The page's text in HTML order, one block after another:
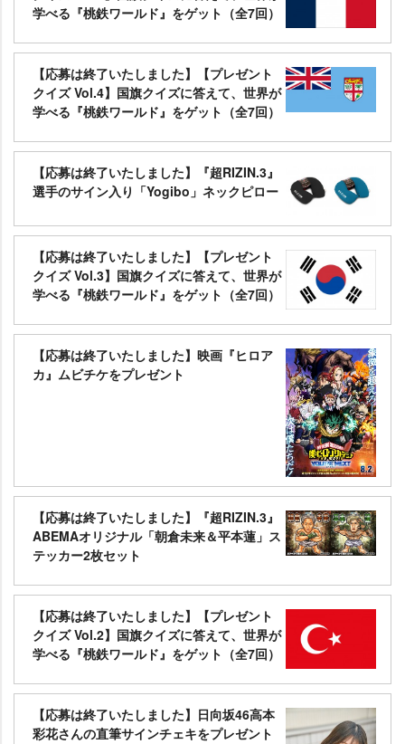
学べる『桃鉄ワールド』をゲット（全7回）
【応募は終了いたしました】【プレゼント
クイズ Vol.4】国旗クイズに答えて、世界が
学べる『桃鉄ワールド』をゲット（全7回）
【応募は終了いたしました】『超RIZIN.3』
選手のサイン入り「Yogibo」ネックピロー
【応募は終了いたしました】【プレゼント
クイズ Vol.3】国旗クイズに答えて、世界が
学べる『桃鉄ワールド』をゲット（全7回）
【応募は終了いたしました】映画『ヒロア
カ』ムビチケをプレゼント
【応募は終了いたしました】『超RIZIN.3』
ABEMAオリジナル「朝倉未来＆平本蓮」ス
テッカー2枚セット
【応募は終了いたしました】【プレゼント
クイズ Vol.2】国旗クイズに答えて、世界が
学べる『桃鉄ワールド』をゲット（全7回）
【応募は終了いたしました】日向坂46高本
彩花さんの直筆サインチェキをプレゼント